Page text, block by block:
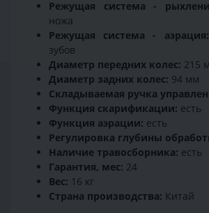
Режущая система -
ножа
Режущая система - аэрация:
зубов
Диаметр передних колес: 215
Диаметр задних колес: 94 мм
Складываемая ручка
Функция скарификации: есть
Функция аэрации: есть
Регулировка глубины
Наличие травосборника: есть
Гарантия, мес: 24
Вес: 16 кг
Страна производства: Китай